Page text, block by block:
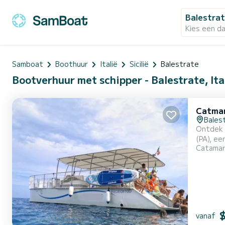
Kies een
Samboat Boothuur Italië Sicilië Balestrate
Bootverhuur met schipper - Balestrate,
Ontdek
(PA),
vanaf